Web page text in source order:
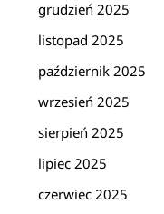
grudzień 2025
listopad 2025
październik 2025
wrzesień 2025
sierpień 2025
lipiec 2025
czerwiec 2025